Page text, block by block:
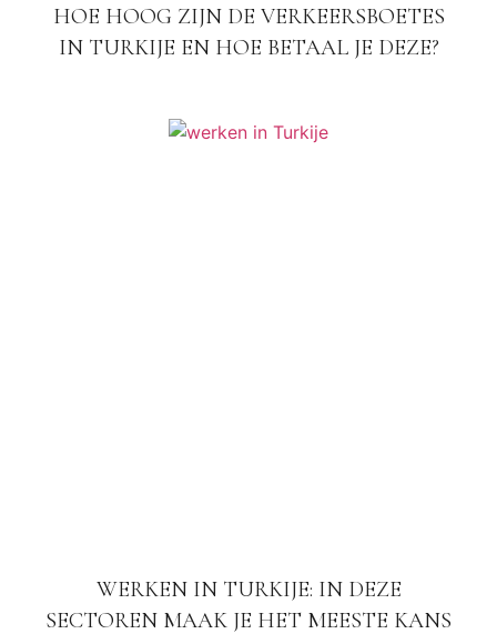
HOE HOOG ZIJN DE VERKEERSBOETES
IN TURKIJE EN HOE BETAAL JE DEZE?
WERKEN IN TURKIJE: IN DEZE
SECTOREN MAAK JE HET MEESTE KANS